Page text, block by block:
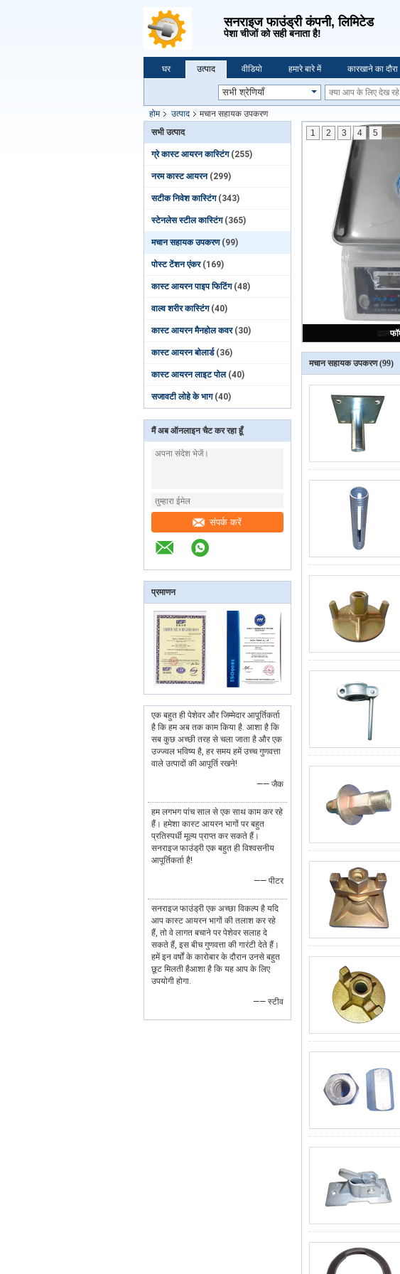
सनराइज फाउंड्री कंपनी, लिमिटेड
पेशा चीजों को सही बनाता है!
घर उत्पाद वीडियो हमारे बारे में कारखाने का दौरा
होम उत्पाद
मचान सहायक उपकरण
सभी उत्पाद
ग्रे कास्ट आयरन कास्टिंग (255)
नरम कास्ट आयरन (299)
सटीक निवेश कास्टिंग (343)
स्टेनलेस स्टील कास्टिंग (365)
मचान सहायक उपकरण (99)
पोस्ट टेंशन एंकर (169)
कास्ट आयरन पाइप फिटिंग (48)
वाल्व शरीर कास्टिंग (40)
कास्ट आयरन मैनहोल कवर (30)
कास्ट आयरन बोलार्ड (36)
कास्ट आयरन लाइट पोल (40)
सजावटी लोहे के भाग (40)
मैं अब ऑनलाइन चैट कर रहा हूँ
संपर्क करें
प्रमाणन
एक बहुत ही पेशेवर और जिम्मेदार आपूर्तिकर्ता
है कि हम अब तक काम किया है. आशा है कि
सब कुछ अच्छी तरह से चला जाता है और एक
उज्ज्वल भविष्य है, हर समय हमें उच्च गुणवत्ता
वाले उत्पादों की आपूर्ति रखने!
—— जैक
हम लगभग पांच साल से एक साथ काम कर रहे
हैं। हमेशा कास्ट आयरन भागों पर बहुत
प्रतिस्पर्धी मूल्य प्राप्त कर सकते हैं।
सनराइज फाउंड्री एक बहुत ही विश्वसनीय
आपूर्तिकर्ता है!
—— पीटर
सनराइज फाउंड्री एक अच्छा विकल्प है यदि
आप कास्ट आयरन भागों की तलाश कर रहे
हैं, तो वे लागत बचाने पर पेशेवर सलाह दे
सकते हैं, इस बीच गुणवत्ता की गारंटी देते हैं।
हमें इन वर्षों के कारोबार के दौरान उनसे बहुत
छूट मिलती हैआशा है कि यह आप के लिए
उपयोगी होगा.
—— स्टीव
1 2 3 4 5
मचान सहायक उपकरण (99)